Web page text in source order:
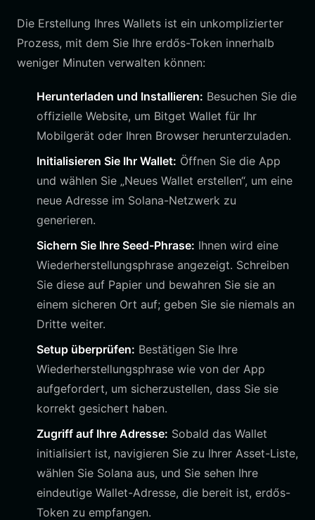
Die Erstellung Ihres Wallets ist ein unkomplizierter
Prozess, mit dem Sie Ihre erdős-Token innerhalb
weniger Minuten verwalten können:
Herunterladen und Installieren: Besuchen Sie die
offizielle Website, um Bitget Wallet für Ihr
Mobilgerät oder Ihren Browser herunterzuladen.
Initialisieren Sie Ihr Wallet: Öffnen Sie die App
und wählen Sie „Neues Wallet erstellen“, um eine
neue Adresse im Solana-Netzwerk zu
generieren.
Sichern Sie Ihre Seed-Phrase: Ihnen wird eine
Wiederherstellungsphrase angezeigt. Schreiben
Sie diese auf Papier und bewahren Sie sie an
einem sicheren Ort auf; geben Sie sie niemals an
Dritte weiter.
Setup überprüfen: Bestätigen Sie Ihre
Wiederherstellungsphrase wie von der App
aufgefordert, um sicherzustellen, dass Sie sie
korrekt gesichert haben.
Zugriff auf Ihre Adresse: Sobald das Wallet
initialisiert ist, navigieren Sie zu Ihrer Asset-Liste,
wählen Sie Solana aus, und Sie sehen Ihre
eindeutige Wallet-Adresse, die bereit ist, erdős-
Token zu empfangen.